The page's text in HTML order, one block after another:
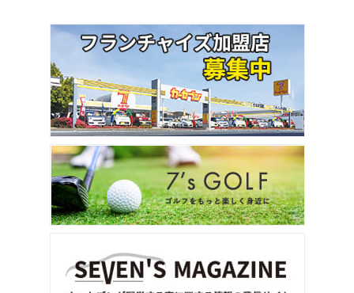
3位
トヨタ
ヴォクシー
ＳＵＶ・クロカン
1位
トヨタ
ヤリスクロス
2位